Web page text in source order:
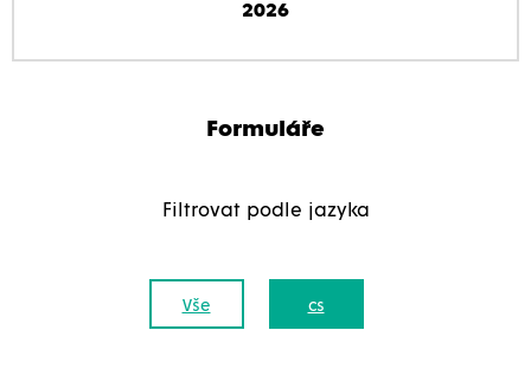
2026
Formuláře
Filtrovat podle jazyka
Vše cs